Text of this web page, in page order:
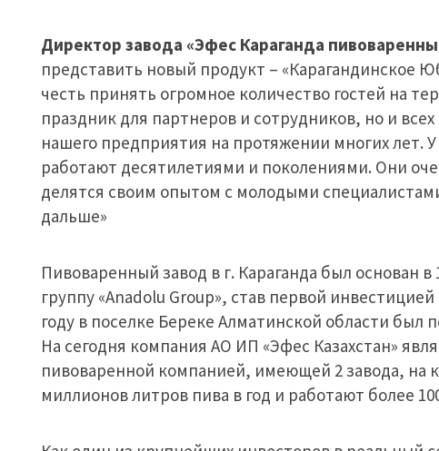
Директор завода «Эфес Караганда
представить новый продукт – «Карагандинское
честь принять огромное количество гостей на
праздник для партнеров и сотрудников, но и
нашего предприятия на протяжении многих лет.
работают десятилетиями и поколениями. Они
делятся своим опытом с молодыми
дальше»
Пивоваренный завод в г. Караганда был основан в
группу «Anadolu Group», став первой
году в поселке Береке Алматинской области был
На сегодня компания АО ИП «Эфес Казахстан»
пивоваренной компанией, имеющей 2 завода, на
миллионов литров пива в год и работают более